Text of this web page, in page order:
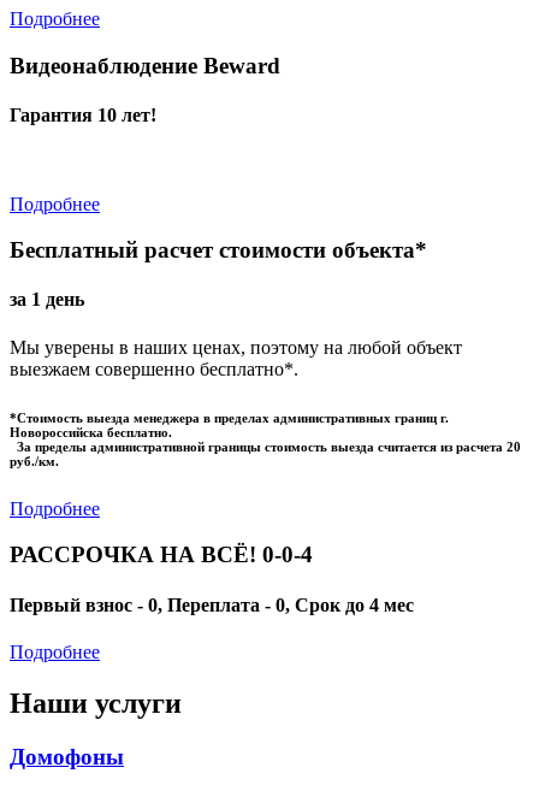
Подробнее
Видеонаблюдение Beward
Гарантия 10 лет!
Подробнее
Бесплатный расчет стоимости объекта*
за 1 день
Мы уверены в наших ценах, поэтому на любой объект
выезжаем совершенно бесплатно*.
*Стоимость выезда менеджера в пределах административных границ г.
Новороссийска бесплатно.
За пределы административной границы стоимость выезда считается из расчета 20
руб./км.
Подробнее
РАССРОЧКА НА ВСЁ! 0-0-4
Первый взнос - 0, Переплата - 0, Срок до 4 мес
Подробнее
Наши услуги
Домофоны